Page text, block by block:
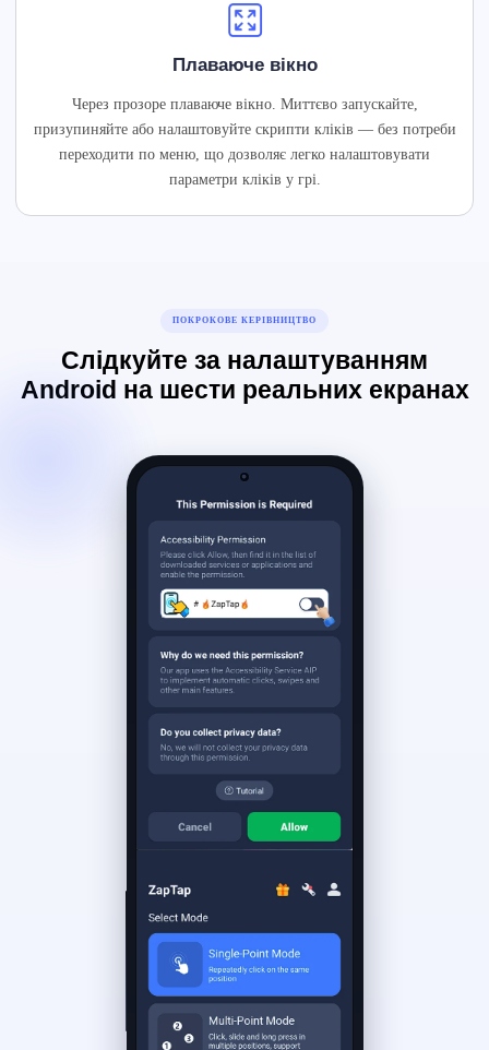
Плаваюче вікно
Через прозоре плаваюче вікно. Миттєво запускайте,
призупиняйте або налаштовуйте скрипти кліків — без потреби
переходити по меню, що дозволяє легко налаштовувати
параметри кліків у грі.
ПОКРОКОВЕ КЕРІВНИЦТВО
Слідкуйте за налаштуванням
Android на шести реальних екранах